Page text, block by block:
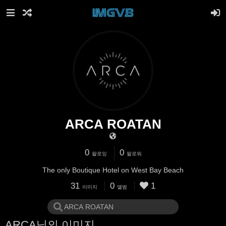
ARCA ROATAN
0 팔로잉 0 팔로워
The only Boutique Hotel on West Bay Beach
31 이미지 0 앨범 1